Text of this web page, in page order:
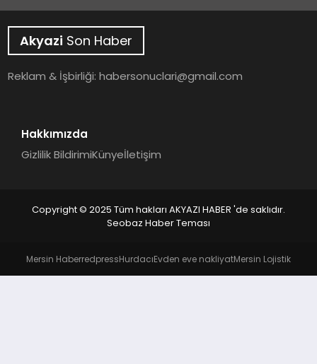
YAŞAM
Akyazi Son Haber
Reklam & İşbirliği:habersonuclari@gmail.com
Hakkımızda
Gizlilik BildirimiKünyeİletişim
Copyright © 2025 Tüm hakları AKYAZI HABER 'de saklıdır.
Seobaz Haber Teması
Mersin HaberredpressHurdacıEvden eve nakliyatMersin Lojistik